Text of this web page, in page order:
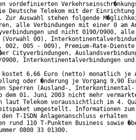
vordefinierten
Deutsche Telekom mit der
Zur Auswahl stehen folgende
alle Verbindungen mit einer 0 am
und nicht 0190/0900, alle
(Vorwahl 00),
002, 005 - 009), Premium-Rate-Dienste
Cityverbindungen,
0900, Interkontinentalverbindungen
kostet 6,66 Euro (netto) monatlich je
oder �nderung je Vorgang 9,90
Sperren (Ausland-, Interkontinental-
dem 01. Juni 2003 nicht mehr
laut Telekom voraussichtlich im 4.
umgestellt. Informationen zum
T-ISDN Anlagenanschluss erhalten
rund 110 T-Punkten Business sowie
0800 33 01300.